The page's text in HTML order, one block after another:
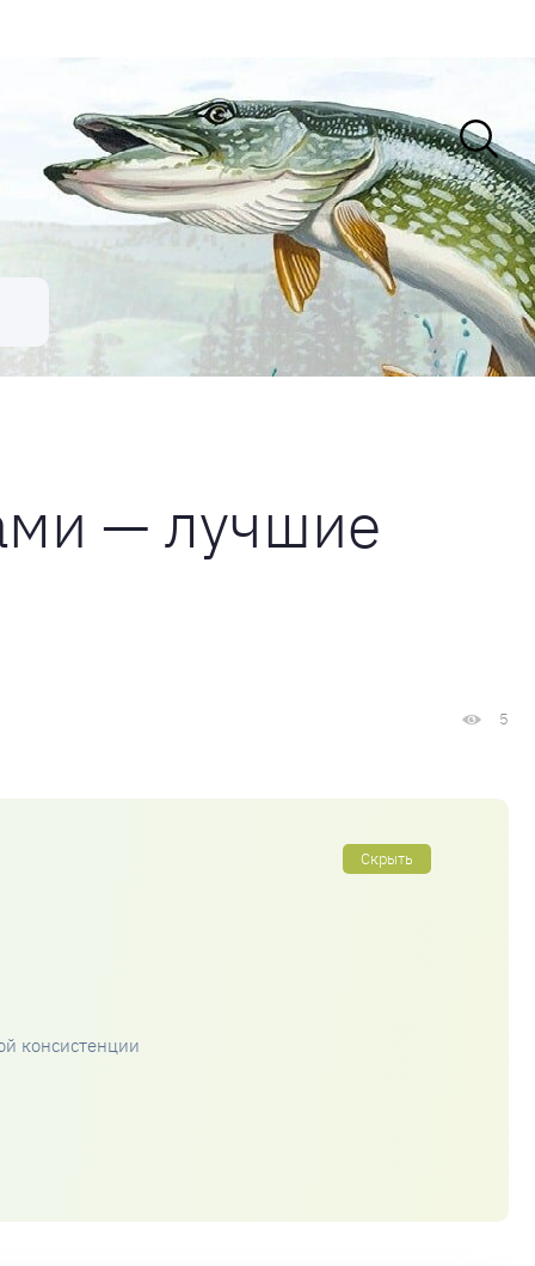
— лучшие
5
Скрыть
консистенции